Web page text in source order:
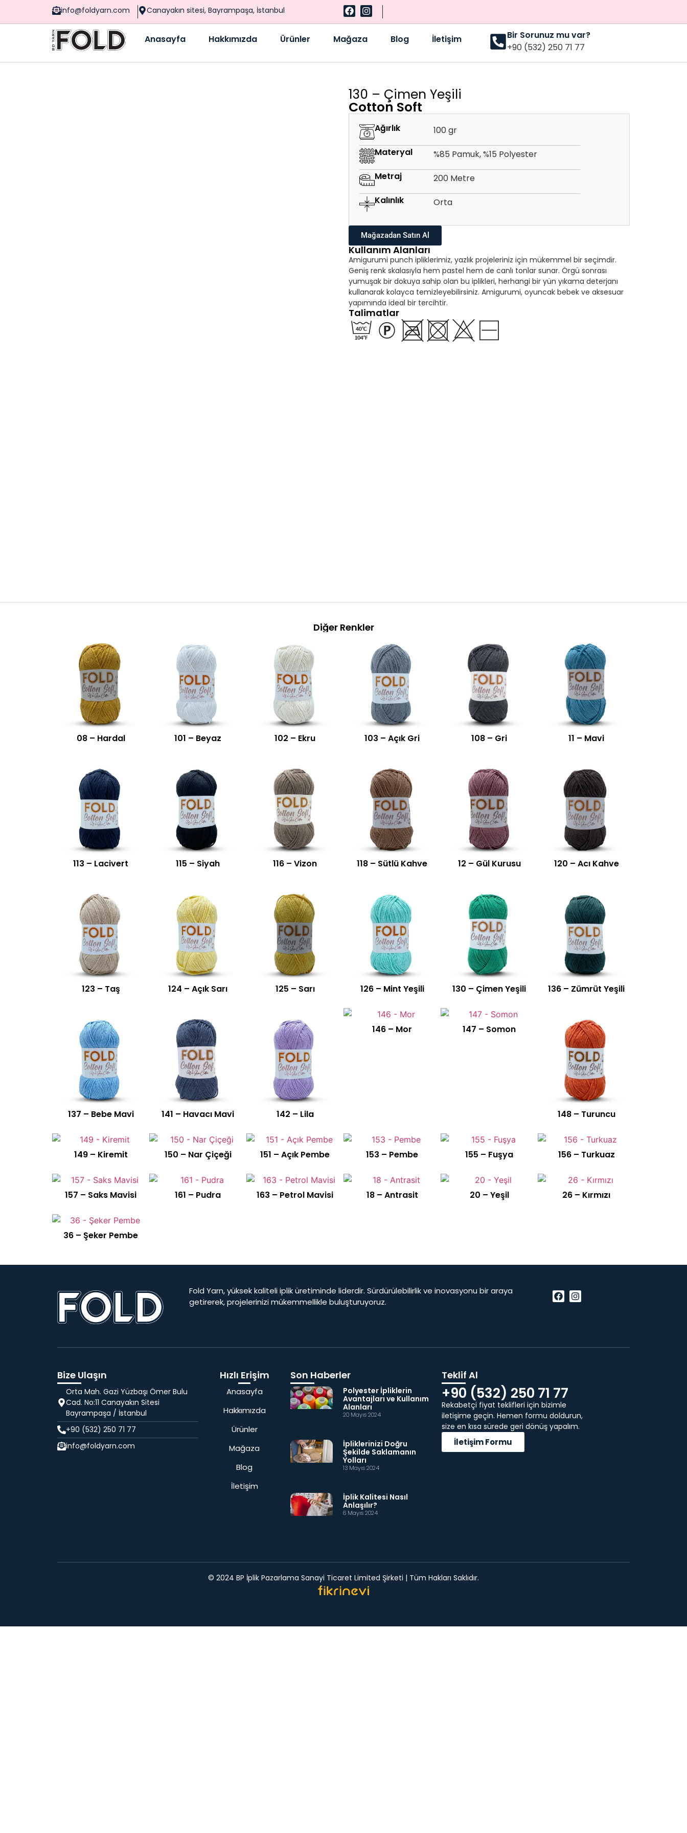
info@foldyarn.com Canayakın sitesi, Bayrampaşa, İstanbul
Anasayfa Hakkımızda Ürünler Mağaza Blog İletişim
Bir Sorunuz mu var?
+90 (532) 250 71 77
130 – Çimen Yeşili
Cotton Soft
Ağırlık
100 gr
Materyal
%85 Pamuk, %15 Polyester
Metraj
200 Metre
Kalınlık
Orta
Mağazadan Satın Al
Kullanım Alanları
Amigurumi punch ipliklerimiz, yazlık projeleriniz için mükemmel bir seçimdir.
Geniş renk skalasıyla hem pastel hem de canlı tonlar sunar. Örgü sonrası
yumuşak bir dokuya sahip olan bu iplikleri, herhangi bir yün yıkama deterjanı
kullanarak kolayca temizleyebilirsiniz. Amigurumi, oyuncak bebek ve aksesuar
yapımında ideal bir tercihtir.
Talimatlar
Diğer Renkler
08 – Hardal 101 – Beyaz 102 – Ekru 103 – Açık Gri 108 – Gri 11 – Mavi
113 – Lacivert 115 – Siyah 116 – Vizon 118 – Sütlü Kahve 12 – Gül Kurusu 120 – Acı Kahve
123 – Taş 124 – Açık Sarı 125 – Sarı 126 – Mint Yeşili 130 – Çimen Yeşili 136 – Zümrüt Yeşili
137 – Bebe Mavi 141 – Havacı Mavi 142 – Lila
146 – Mor 147 – Somon
148 – Turuncu
149 – Kiremit 150 – Nar Çiçeği 151 – Açık Pembe 153 – Pembe 155 – Fuşya 156 – Turkuaz
157 – Saks Mavisi 161 – Pudra 163 – Petrol Mavisi 18 – Antrasit 20 – Yeşil 26 – Kırmızı
36 – Şeker Pembe
Fold Yarn, yüksek kaliteli iplik üretiminde liderdir. Sürdürülebilirlik ve inovasyonu bir araya
getirerek, projelerinizi mükemmellikle buluşturuyoruz.
Bize Ulaşın
Orta Mah. Gazi Yüzbaşı Ömer Bulu
Cad. No:11 Canayakın Sitesi
Bayrampaşa / İstanbul
+90 (532) 250 71 77
info@foldyarn.com
Hızlı Erişim
Anasayfa
Hakkımızda
Ürünler
Mağaza
Blog
İletişim
Son Haberler
Polyester İpliklerin
Avantajları ve Kullanım
Alanları
20 Mayıs 2024
İpliklerinizi Doğru
Şekilde Saklamanın
Yolları
13 Mayıs 2024
İplik Kalitesi Nasıl
Anlaşılır?
6 Mayıs 2024
Teklif Al
+90 (532) 250 71 77
Rekabetçi fiyat teklifleri için bizimle
iletişime geçin. Hemen formu doldurun,
size en kısa sürede geri dönüş yapalım.
İletişim Formu
© 2024 BP İplik Pazarlama Sanayi Ticaret Limited Şirketi | Tüm Hakları Saklıdır.